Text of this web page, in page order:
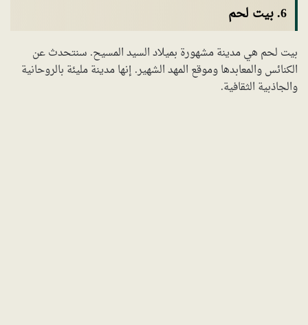
6. بيت لحم
بيت لحم هي مدينة مشهورة بميلاد السيد المسيح. سنتحدث عن
الكنائس والمعابدها وموقع المهد الشهير. إنها مدينة مليئة بالروحانية
والجاذبية الثقافية.